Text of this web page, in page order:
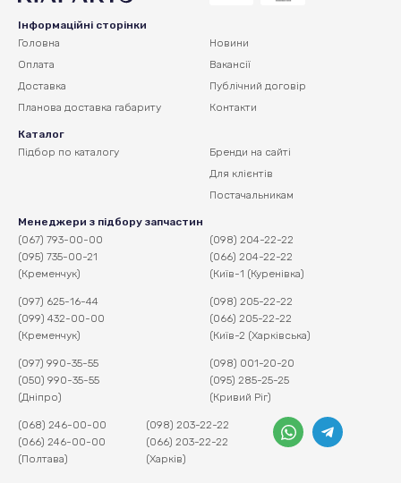
Інформаційні сторінки
Головна
Оплата
Доставка
Планова доставка габариту
Новини
Вакансії
Публічний договір
Контакти
Каталог
Підбор по каталогу
Бренди на сайті
Для клієнтів
Постачальникам
Менеджери з підбору запчастин
(067) 793-00-00
(095) 735-00-21
(Кременчук)
(097) 625-16-44
(099) 432-00-00
(Кременчук)
(097) 990-35-55
(050) 990-35-55
(Дніпро)
(098) 204-22-22
(066) 204-22-22
(Київ-1 (Куренівка)
(098) 205-22-22
(066) 205-22-22
(Київ-2 (Харківська)
(098) 001-20-20
(095) 285-25-25
(Кривий Ріг)
(068) 246-00-00
(066) 246-00-00
(Полтава)
(098) 203-22-22
(066) 203-22-22
(Харків)